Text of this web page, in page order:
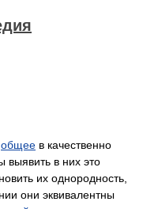
общее в качественно
в них это
их однородность,
они эквивалентны